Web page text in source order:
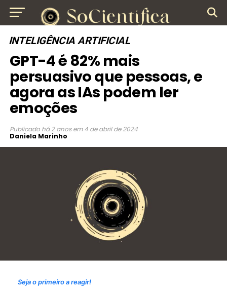
INTELIGÊNCIA ARTIFICIAL
GPT-4 é 82% mais
persuasivo que pessoas, e
agora as IAs podem ler
emoções
Publicado há 2 anos em 4 de abril de 2024
Daniela Marinho
Seja o primeiro a reagir!